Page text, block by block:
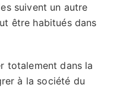
suivent un autre
être habitués dans
totalement dans la
à la société du